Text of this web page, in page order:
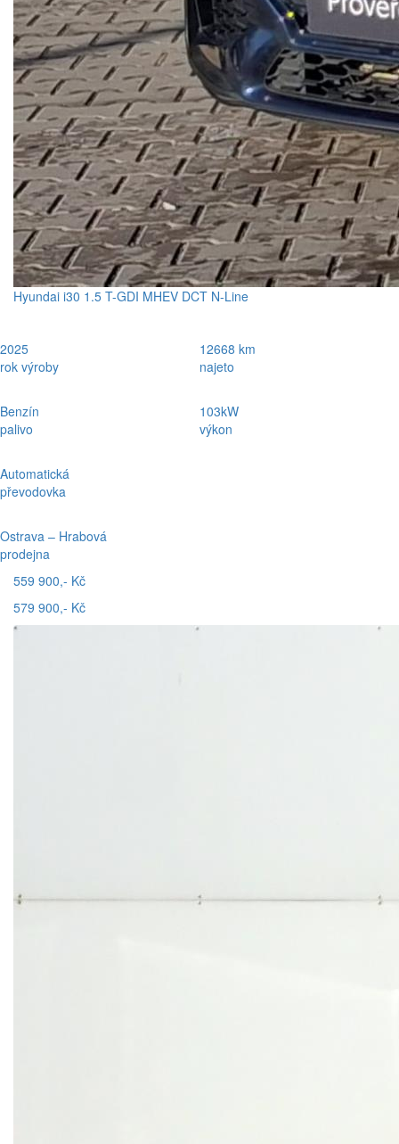
Hyundai i30 1.5 T-GDI MHEV DCT N-Line
2025
rok výroby
Benzín
palivo
Automatická
převodovka
Ostrava – Hrabová
prodejna
12668 km
najeto
103kW
výkon
559 900,- Kč
579 900,- Kč